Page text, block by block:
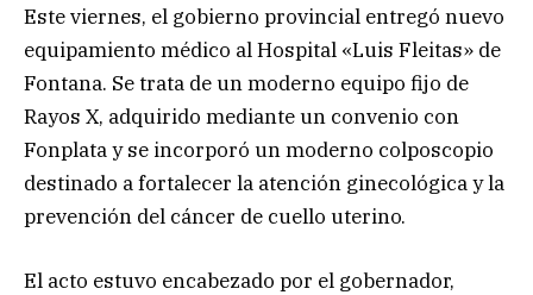
Este viernes, el gobierno provincial entregó nuevo
equipamiento médico al Hospital «Luis Fleitas» de
Fontana. Se trata de un moderno equipo fijo de
Rayos X, adquirido mediante un convenio con
Fonplata y se incorporó un moderno colposcopio
destinado a fortalecer la atención ginecológica y la
prevención del cáncer de cuello uterino.
El acto estuvo encabezado por el gobernador,